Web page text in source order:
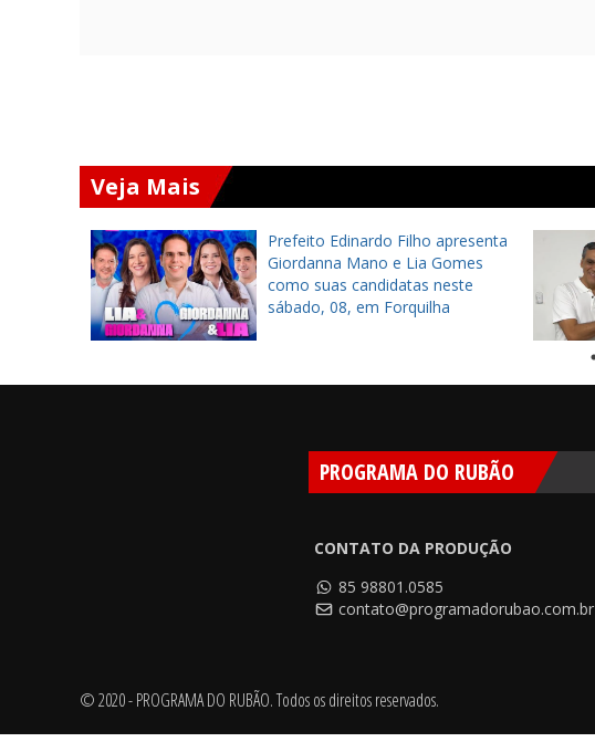
Veja Mais
Prefeito Edinardo Filho apresenta
Giordanna Mano e Lia Gomes
como suas candidatas neste
sábado, 08, em Forquilha
PROGRAMA DO RUBÃO
CONTATO DA PRODUÇÃO
85 98801.0585
contato@programadorubao.com.br
© 2020 - PROGRAMA DO RUBÃO. Todos os direitos reservados.